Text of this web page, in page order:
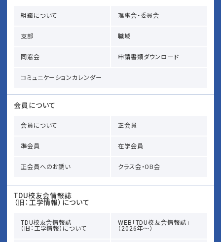
組織について 理事会・委員会
支部 職域
同窓会 申請書類ダウンロード
コミュニケーションカレンダー
会員について
会員について 正会員
準会員 在学会員
正会員へのお誘い クラス会・OB会
TDU校友会情報誌
（旧：工学情報）について
TDU校友会情報誌
（旧：工学情報）について
WEB「TDU校友会情報誌」
（2026年～）